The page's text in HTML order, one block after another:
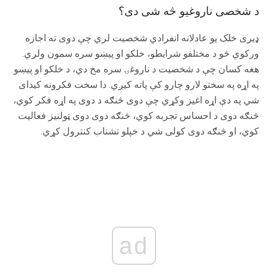
د شخصی ناروغیو څه شی دی؟
ډیری خلک یو عادلانه انفرادي شخصیت لري چې دوی ته اجازه
ورکوي څو د مختلفو شرایطو، خلکو او پیښو سره سمون ولري.
هغه کسان چې د شخصیت د ناروغۍ سره مخ دي، د خلکو او پیښو
په اړه په سختو لارو چارو کې پاته کیږي. دا سخت فکرونه کیدای
شي په دې اړه اغیز وکړي چې دوی څنګه د دوی په اړه فکر کوي،
څنګه دوی د احساس تجربه کوي، څنګه دوی دوی ټولنیز فعالیت
کوي، او څنګه دوی کولی شي د خپلو تشناب کنترول کړي.
ad